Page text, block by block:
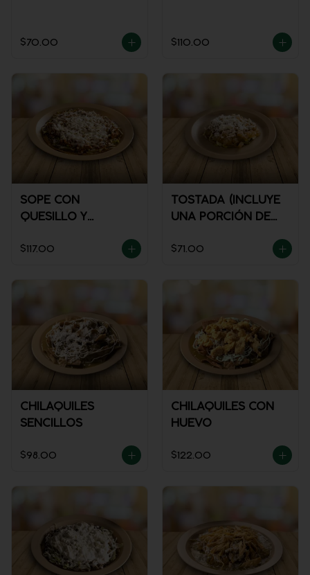
$70.00 $110.00
SOPE CON
QUESILLO Y
$117.00
TOSTADA (INCLUYE
UNA PORCIÓN DE
$71.00
CHILAQUILES
SENCILLOS
$98.00
CHILAQUILES CON
HUEVO
$122.00